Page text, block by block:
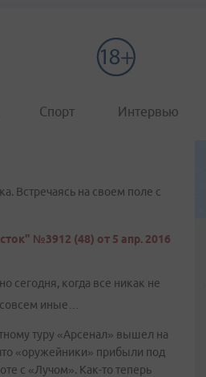
Спорт Интервью
Встречаясь на своем поле с
№3912 (48) от 5 апр. 2016
сегодня, когда все никак не
иные…
туру «Арсенал» вышел на
«оружейники» прибыли под
с «Лучом». Как-то теперь